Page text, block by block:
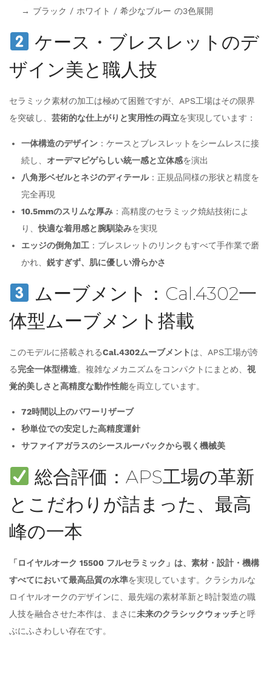
→ ブラック / ホワイト / 希少なブルー の3色展開
ケース・ブレスレットのデ
ザイン美と職人技
セラミック素材の加工は極めて困難ですが、APS工場はその限界
を突破し、 芸術的な仕上がりと実用性の両立を実現しています：
一体構造のデザイン ：ケースとブレスレットをシームレスに接
続し、 オーデマピゲらしい統一感と立体感を演出
八角形ベゼルとネジのディテール：正規品同様の形状と精度を
完全再現
10.5mmのスリムな厚み ：高精度のセラミック焼結技術によ
り、快適な着用感と腕馴染みを実現
エッジの倒角加工 ：ブレスレットのリンクもすべて手作業で磨
かれ、 鋭すぎず、肌に優しい滑らかさ
ムーブメント：Cal.4302一
体型ムーブメント搭載
このモデルに搭載されるCal.4302ムーブメント は、APS工場が誇
る完全一体型構造。複雑なメカニズムをコンパクトにまとめ、 視
覚的美しさと高精度な動作性能を両立しています。
72時間以上のパワーリザーブ
秒単位での安定した高精度運針
サファイアガラスのシースルーバックから覗く機械美
総合評価：APS工場の革新
とこだわりが詰まった、最高
峰の一本
「ロイヤルオーク 15500 フルセラミック」は、素材・設計・機構
すべてにおいて最高品質の水準を実現しています。クラシカルな
ロイヤルオークのデザインに、最先端の素材革新と時計製造の職
人技を融合させた本作は、まさに未来のクラシックウォッチと呼
ぶにふさわしい存在です。